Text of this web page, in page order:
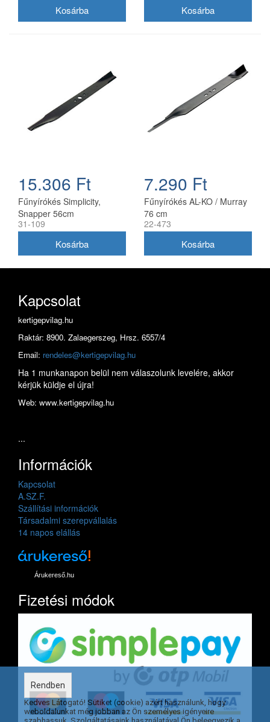
15.306 Ft
Fűnyírókés Simplicity,
Snapper 56cm
(1716695ASM)
31-109
7.290 Ft
Fűnyírókés AL-KO / Murray
76 cm
22-473
Kapcsolat
kertigepvilag.hu
Raktár: 8900. Zalaegerszeg, Hrsz. 6557/4
Email: rendeles@kertigepvilag.hu
Ha 1 munkanapon belül nem válaszolunk levelére, akkor
kérjük küldje el újra!
Web: www.kertigepvilag.hu
...
Információk
Kapcsolat
A.SZ.F.
Szállítási információk
Társadalmi szerepvállalás
14 napos elállás
Árukereső.hu
Fizetési módok
Rendben
Kedves Látogató! Sütiket (cookie) azért használunk, hogy
weboldalunkat még jobban az Ön személyes igényeire